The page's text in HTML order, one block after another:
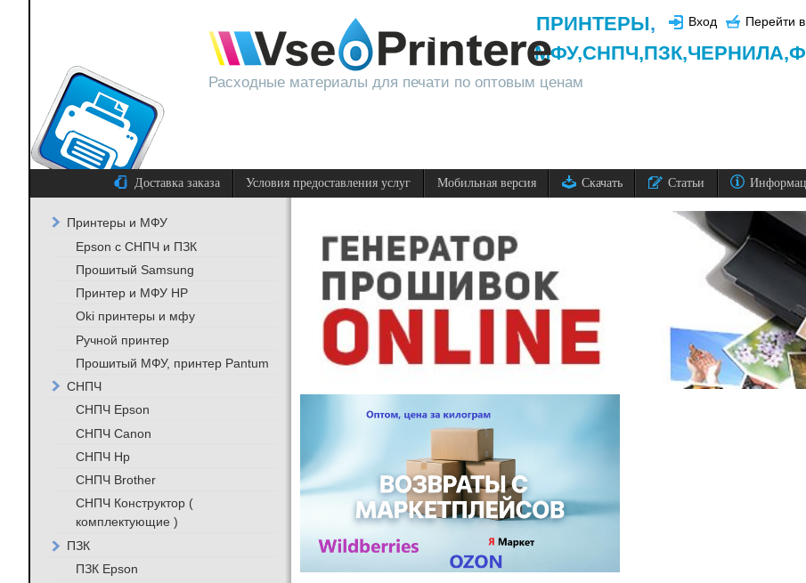
Расходные материалы для печати по оптовым ценам
Вход Перейти
ПРИНТЕРЫ,
МФУ,СНПЧ,ПЗК,ЧЕРНИЛА,
Доставка заказа Условия предоставления услуг Мобильная версия Скачать Статьи
Принтеры и МФУ
Epson с СНПЧ и ПЗК
Прошитый Samsung
Принтер и МФУ HP
Oki принтеры и мфу
Ручной принтер
Прошитый МФУ, принтер Pantum
СНПЧ
СНПЧ Epson
СНПЧ Canon
СНПЧ Hp
СНПЧ Brother
СНПЧ Конструктор (
комплектующие )
ПЗК
ПЗК Epson